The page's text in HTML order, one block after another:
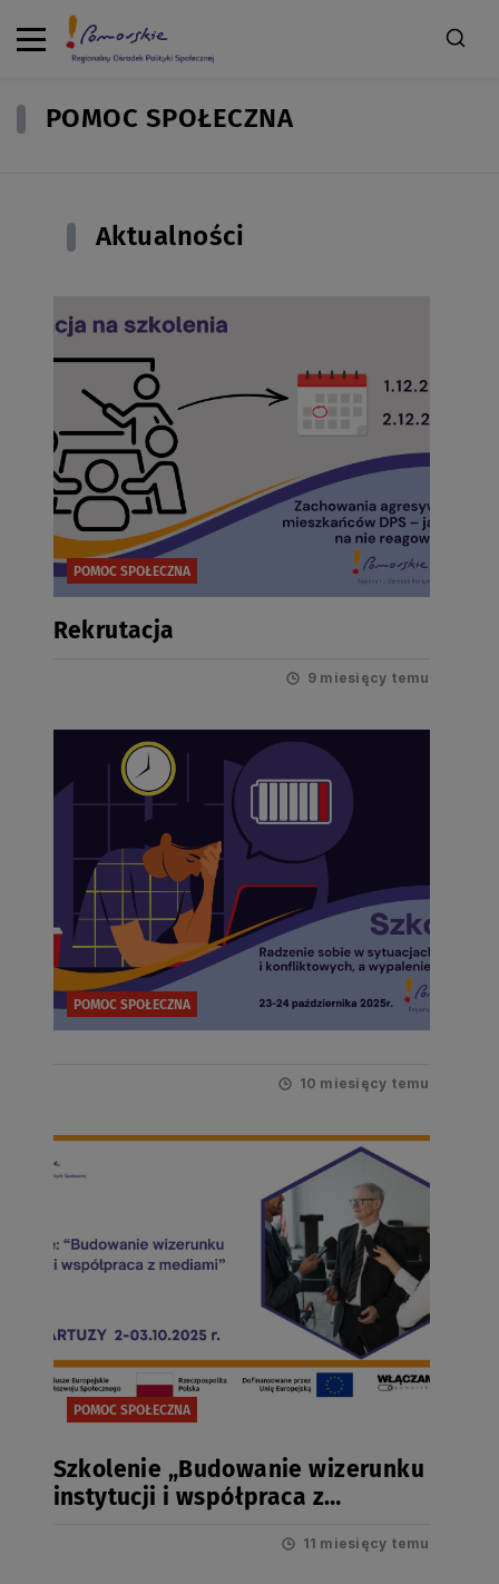
POMOC SPOŁECZNA
Aktualności
POMOC SPOŁECZNA
Rekrutacja
9 miesięcy temu
POMOC SPOŁECZNA
10 miesięcy temu
POMOC SPOŁECZNA
Szkolenie „Budowanie wizerunku
instytucji i współpraca z
11 miesięcy temu